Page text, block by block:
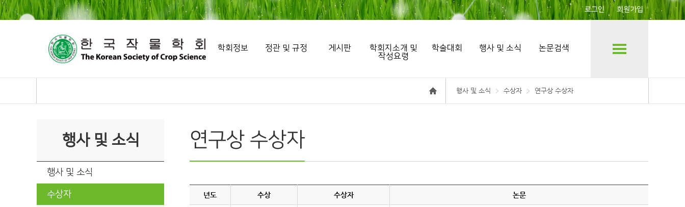
로그인 회원가입
학회정보 정관 및 규정 게시판
학회지소개 및
작성요령
학술대회 행사 및 소식 논문검색
행사 및 소식 수상자 연구상 수상자
행사 및 소식
행사 및 소식
수상자
연구상 수상자
년도 수상 수상자 논문